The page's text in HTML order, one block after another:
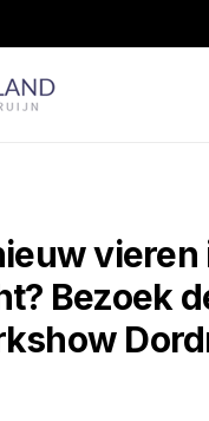
vieren
Bezoek